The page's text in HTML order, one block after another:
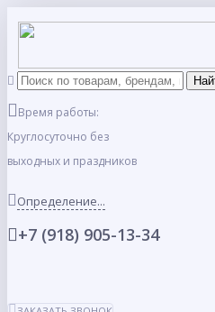
Время работы:
Круглосуточно без
выходных и праздников
Определение...
+7 (918) 905-13-34